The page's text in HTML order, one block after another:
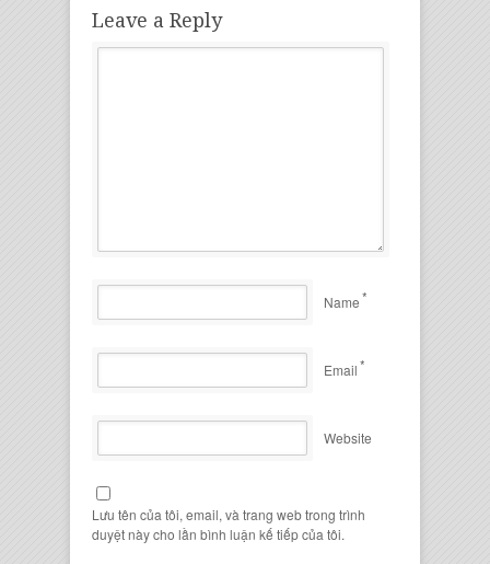
Leave a Reply
Name*
Email*
Website
Lưu tên của tôi, email, và trang web trong trình
duyệt này cho lần bình luận kế tiếp của tôi.